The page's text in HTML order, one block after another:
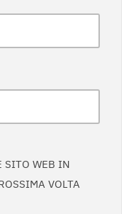
SITO WEB IN
VOLTA